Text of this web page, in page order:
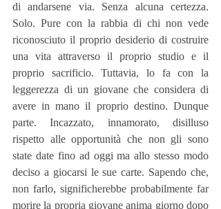
di andarsene via. Senza alcuna certezza.
Solo. Pure con la rabbia di chi non vede
riconosciuto il proprio desiderio di costruire
una vita attraverso il proprio studio e il
proprio sacrificio. Tuttavia, lo fa con la
leggerezza di un giovane che considera di
avere in mano il proprio destino. Dunque
parte. Incazzato, innamorato, disilluso
rispetto alle opportunità che non gli sono
state date fino ad oggi ma allo stesso modo
deciso a giocarsi le sue carte. Sapendo che,
non farlo, significherebbe probabilmente far
morire la propria giovane anima giorno dopo